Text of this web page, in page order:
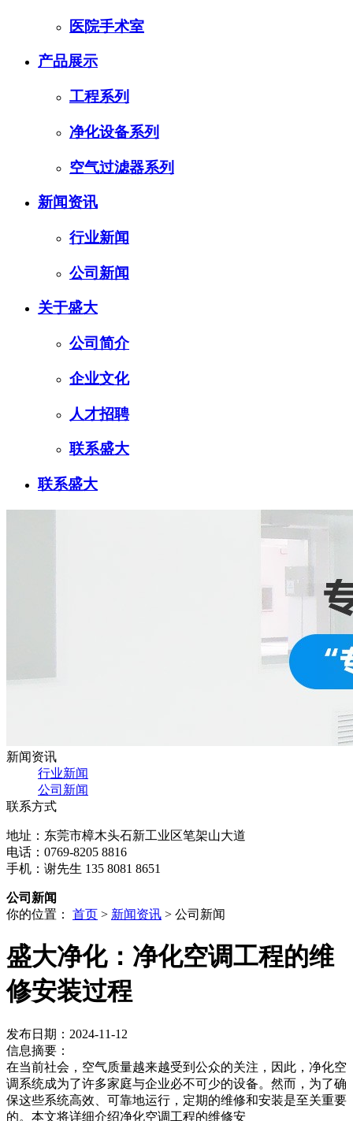
医院手术室
产品展示
工程系列
净化设备系列
空气过滤器系列
新闻资讯
行业新闻
公司新闻
关于盛大
公司简介
企业文化
人才招聘
联系盛大
联系盛大
新闻资讯
行业新闻
公司新闻
联系方式
地址：东莞市樟木头石新工业区笔架山大道
电话：0769-8205 8816
手机：谢先生 135 8081 8651
公司新闻
你的位置： 首页 > 新闻资讯 > 公司新闻
盛大净化：净化空调工程的维
修安装过程
发布日期：2024-11-12
信息摘要：
在当前社会，空气质量越来越受到公众的关注，因此，净化空
调系统成为了许多家庭与企业必不可少的设备。然而，为了确
保这些系统高效、可靠地运行，定期的维修和安装是至关重要
的。本文将详细介绍净化空调工程的维修安